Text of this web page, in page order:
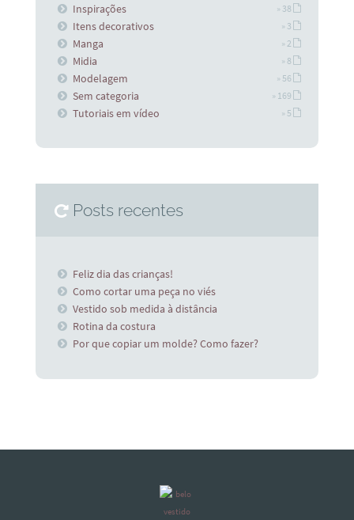
Inspirações » 38
Itens decorativos » 3
Manga » 2
Midia » 8
Modelagem » 56
Sem categoria » 169
Tutoriais em vídeo » 5
Posts recentes
Feliz dia das crianças!
Como cortar uma peça no viés
Vestido sob medida à distância
Rotina da costura
Por que copiar um molde? Como fazer?